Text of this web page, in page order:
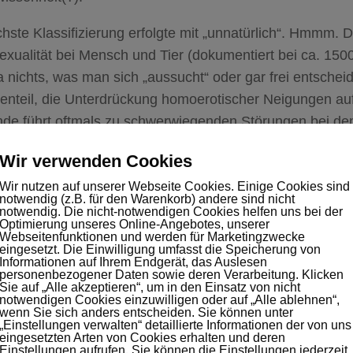
Klassifizierung erfolgte mit „unnatürlich“. Hmmm.
bei Mensch und Tier (dokumentiert bei ca.
nichts, was man sich „aussucht“ oder gar frei
die Unterdrückung homoerotischer Neigungen
führt oftmals zu schwerwiegenden Störungen bei
Das würde ich nichtmal unter Unwissenheit fassen,
ebenso wie für den Stammtisch) üblicher
hochzupriorisieren. Wenn etwas gegen die
es ja schlecht sein. In Nebensätzen kommt aber
Angst mit zum Vorschein, dass der Fortbestand
sei, da es ja keine Fortpflanzung zwischen
gibt. Eieieiei. Da frage ich mich doch, inwiefern sich
die Zeugung von Nachkommen bei
Wir verwenden Cookies
Wir nutzen auf unserer Webseite Cookies. Einige Cookies sind
notwendig (z.B. für den Warenkorb) andere sind nicht
notwendig. Die nicht-notwendigen Cookies helfen uns bei der
Optimierung unseres Online-Angebotes, unserer
Webseitenfunktionen und werden für Marketingzwecke
eingesetzt. Die Einwilligung umfasst die Speicherung von
Informationen auf Ihrem Endgerät, das Auslesen
personenbezogener Daten sowie deren Verarbeitung. Klicken
Sie auf „Alle akzeptieren“, um in den Einsatz von nicht
notwendigen Cookies einzuwilligen oder auf „Alle ablehnen“,
wenn Sie sich anders entscheiden. Sie können unter
„Einstellungen verwalten“ detaillierte Informationen der von uns
eingesetzten Arten von Cookies erhalten und deren
Einstellungen aufrufen. Sie können die Einstellungen jederzeit